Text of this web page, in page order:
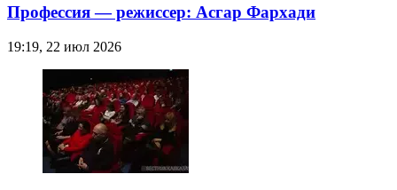
Профессия — режиссер: Асгар Фархади
19:19, 22 июл 2026